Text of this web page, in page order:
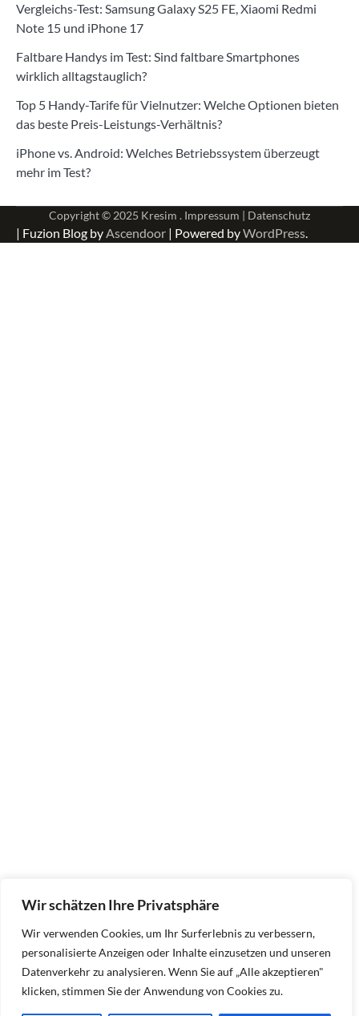
Wir schätzen Ihre Privatsphäre
Wir verwenden Cookies, um Ihr Surferlebnis zu verbessern,
personalisierte Anzeigen oder Inhalte einzusetzen und unseren
Datenverkehr zu analysieren. Wenn Sie auf „Alle akzeptieren"
klicken, stimmen Sie der Anwendung von Cookies zu.
Vergleichs-Test: Samsung Galaxy S25 FE, Xiaomi Redmi
Note 15 und iPhone 17
Faltbare Handys im Test: Sind faltbare Smartphones
wirklich alltagstauglich?
Top 5 Handy-Tarife für Vielnutzer: Welche Optionen bieten
das beste Preis-Leistungs-Verhältnis?
iPhone vs. Android: Welches Betriebssystem überzeugt
mehr im Test?
Copyright © 2025 Kresim . Impressum | Datenschutz
| Fuzion Blog byAscendoor | Powered byWordPress.